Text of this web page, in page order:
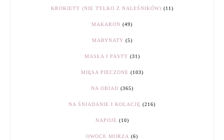
KROKIETY (NIE TYLKO Z NALEŚNIKÓW) (11)
MAKARON (49)
MARYNATY (5)
MASŁA I PASTY (31)
MIĘSA PIECZONE (103)
NA OBIAD (365)
NA ŚNIADANIE I KOLACJĘ (216)
NAPOJE (10)
OWOCE MORZA (6)